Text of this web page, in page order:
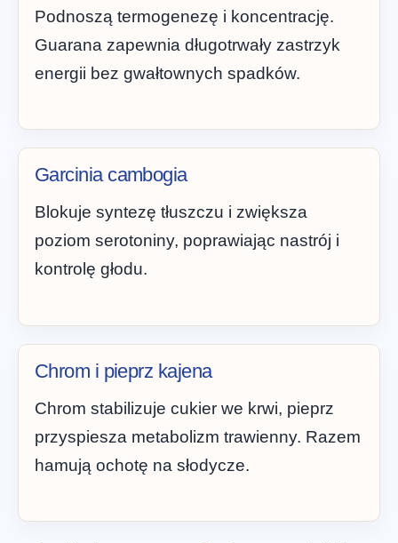
Podnoszą termogenezę i koncentrację.
Guarana zapewnia długotrwały zastrzyk
energii bez gwałtownych spadków.
Garcinia cambogia
Blokuje syntezę tłuszczu i zwiększa
poziom serotoniny, poprawiając nastrój i
kontrolę głodu.
Chrom i pieprz kajena
Chrom stabilizuje cukier we krwi, pieprz
przyspiesza metabolizm trawienny. Razem
hamują ochotę na słodycze.